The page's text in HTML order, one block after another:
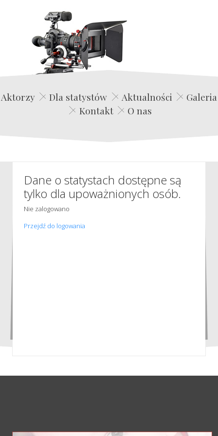
Edwin Film Agencja Aktorska
Aktorzy Dla statystów Aktualności
Galeria
Kontakt
O nas
Dane o statystach dostępne są
tylko dla upoważnionych osób.
Nie zalogowano
Przejdź do logowania